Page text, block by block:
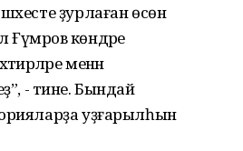
ҙурлаған өсөн
Ғүмәров көндәре
менән
- тине. Бындай
уҙғарылһын